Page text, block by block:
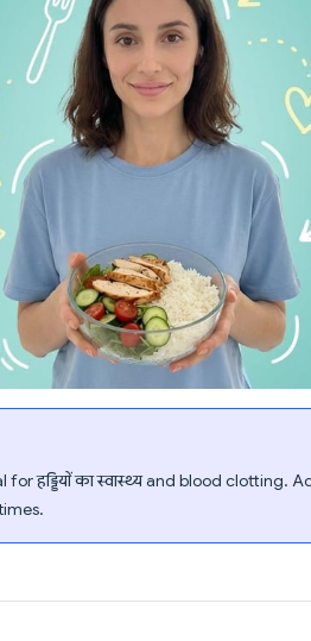
हड्डियों का स्वास्थ्य and blood clotting.